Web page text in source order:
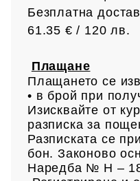
Безплатна
61.35 € / 120 лв.
Плащане
Плащането се
• в брой при
Изисквайте от
разписка за
Разписката се
бон. Законово
Наредба № Н – 18